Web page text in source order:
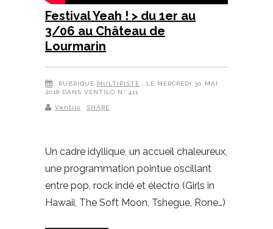
Festival Yeah ! > du 1er au
3/06 au Château de
Lourmarin
RUBRIQUE MULTIPISTE , LE MERCREDI 30 MAI
2018 DANS VENTILO N° 411
Ventilo SHARE
Un cadre idyllique, un accueil chaleureux,
une programmation pointue oscillant
entre pop, rock indé et électro (Girls in
Hawaii, The Soft Moon, Tshegue, Rone…)